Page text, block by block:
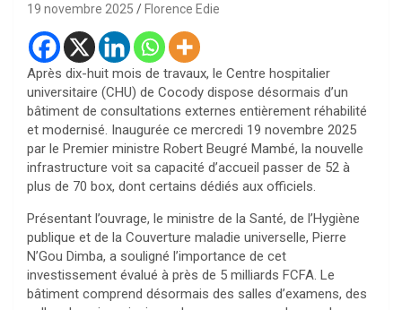
19 novembre 2025 Florence Edie
Après dix-huit mois de travaux, le Centre hospitalier
universitaire (CHU) de Cocody dispose désormais d’un
bâtiment de consultations externes entièrement réhabilité
et modernisé. Inaugurée ce mercredi 19 novembre 2025
par le Premier ministre Robert Beugré Mambé, la nouvelle
infrastructure voit sa capacité d’accueil passer de 52 à
plus de 70 box, dont certains dédiés aux officiels.
Présentant l’ouvrage, le ministre de la Santé, de l’Hygiène
publique et de la Couverture maladie universelle, Pierre
N’Gou Dimba, a souligné l’importance de cet
investissement évalué à près de 5 milliards FCFA. Le
bâtiment comprend désormais des salles d’examens, des